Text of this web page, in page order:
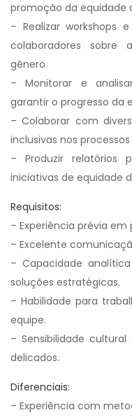
promoção da equidade
– Realizar workshops
colaboradores sobre
gênero.
– Monitorar e
garantir o progresso da
– Colaborar com
inclusivas nos
– Produzir relatórios
iniciativas de equidade
Requisitos:
– Experiência prévia
– Excelente
– Capacidade
soluções estratégicas.
– Habilidade para
equipe.
– Sensibilidade
delicados.
Diferenciais:
– Experiência com